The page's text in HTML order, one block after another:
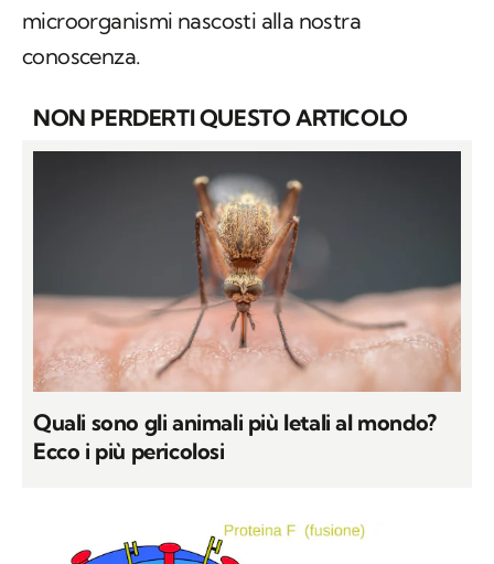
microorganismi nascosti alla nostra
conoscenza.
NON PERDERTI QUESTO ARTICOLO
Quali sono gli animali più letali al mondo?
Ecco i più pericolosi